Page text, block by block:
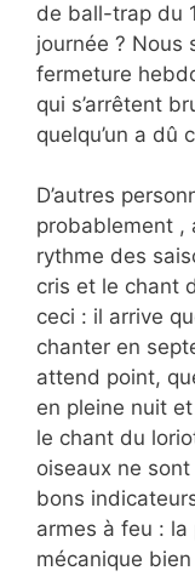
de ball-trap du
journée ? Nous
fermeture
qui s’arrêtent
quelqu’un a dû
D’autres
probablement ,
rythme des
cris et le chant
ceci : il arrive
chanter en
attend point,
en pleine nuit
le chant du
oiseaux ne
bons
armes à feu : la
mécanique